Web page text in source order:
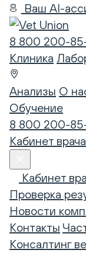
Ваш AI-
8 800 200-
Клиника
Анализы О
Обучение
8 800 200-
Кабинет врача
Кабинет
Проверка
Новости
Контакты
Консалтинг